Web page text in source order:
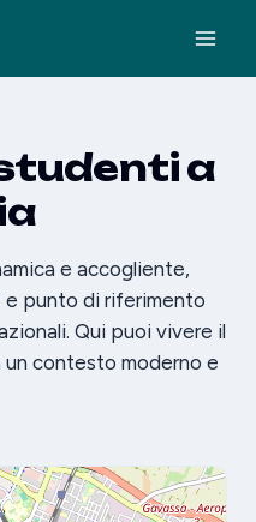
a
e accogliente,
e punto di riferimento
Qui puoi vivere il
contesto moderno e